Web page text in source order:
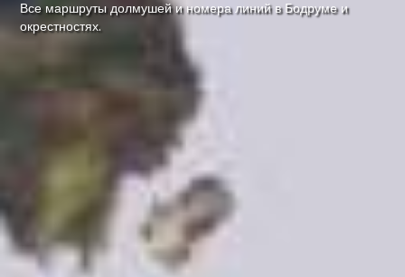
Все маршруты долмушей и номера линий в Бодруме и
окрестностях.